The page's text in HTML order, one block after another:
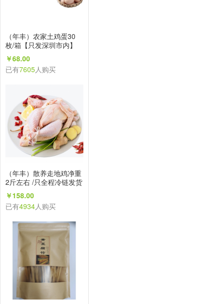
（年丰）农家土鸡蛋30
枚/箱【只发深圳市内】
￥68.00
已有7605人购买
（年丰）散养走地鸡净重
2斤左右 /只全程冷链发货
【只发深圳市内】
￥158.00
已有4934人购买